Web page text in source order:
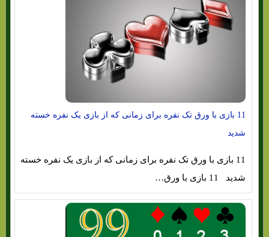
11 بازی با ورق تک نفره برای زمانی که از بازی یک نفره خسته
شدید
11 بازی با ورق تک نفره برای زمانی که از بازی یک نفره خسته
شدید 11 بازی با ورق…